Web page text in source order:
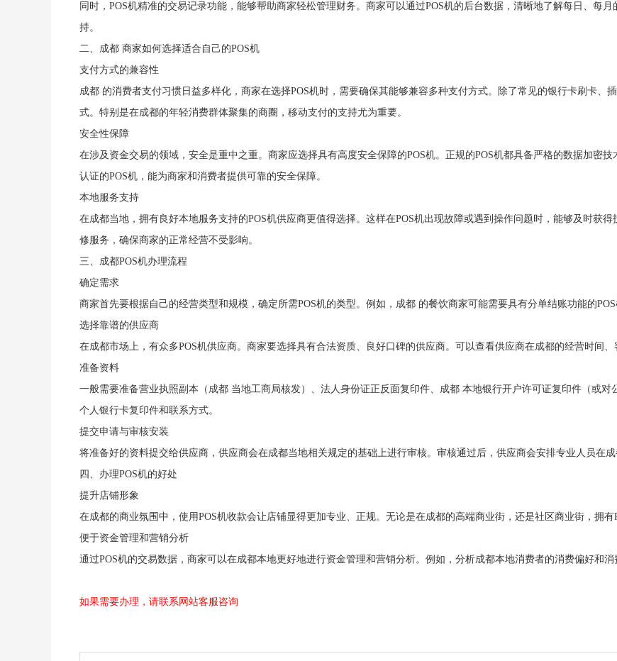
同时，POS机精准的交易记录功能，能够帮助商家轻松管理财务。商家可以通过POS机的后台数据，清晰地了解每日、每
持。
二、成都 商家如何选择适合自己的POS机
支付方式的兼容性
成都 的消费者支付习惯日益多样化，商家在选择POS机时，需要确保其能够兼容多种支付方式。除了常见的银行卡刷卡、
式。特别是在成都的年轻消费群体聚集的商圈，移动支付的支持尤为重要。
安全性保障
在涉及资金交易的领域，安全是重中之重。商家应选择具有高度安全保障的POS机。正规的POS机都具备严格的数据加密
认证的POS机，能为商家和消费者提供可靠的安全保障。
本地服务支持
在成都当地，拥有良好本地服务支持的POS机供应商更值得选择。这样在POS机出现故障或遇到操作问题时，能够及时获
修服务，确保商家的正常经营不受影响。
三、成都POS机办理流程
确定需求
商家首先要根据自己的经营类型和规模，确定所需POS机的类型。例如，成都 的餐饮商家可能需要具有分单结账功能的
选择靠谱的供应商
在成都市场上，有众多POS机供应商。商家要选择具有合法资质、良好口碑的供应商。可以查看供应商在成都的经营时间、
准备资料
一般需要准备营业执照副本（成都 当地工商局核发）、法人身份证正反面复印件、成都 本地银行开户许可证复印件（或
个人银行卡复印件和联系方式。
提交申请与审核安装
将准备好的资料提交给供应商，供应商会在成都当地相关规定的基础上进行审核。审核通过后，供应商会安排专业人员在
四、办理POS机的好处
提升店铺形象
在成都的商业氛围中，使用POS机收款会让店铺显得更加专业、正规。无论是在成都的高端商业街，还是社区商业街，拥有
便于资金管理和营销分析
通过POS机的交易数据，商家可以在成都本地更好地进行资金管理和营销分析。例如，分析成都本地消费者的消费偏好和
如果需要办理，请联系网站客服咨询